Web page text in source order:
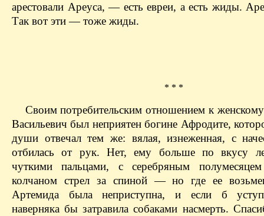
арестовали Ареуса, — есть евреи, а есть жиды.
Так вот эти — тоже жиды.
* * *
Своим потребительским отношением к
Васильевич был неприятен богине Афродите,
души отвечал тем же: вялая, изнеженная, с
отбилась от рук. Нет, ему больше по вкусу
чуткими пальцами, с серебряным
колчаном стрел за спиной — но где ее
Артемида была неприступна, и если б
наверняка бы затравила собаками насмерть.